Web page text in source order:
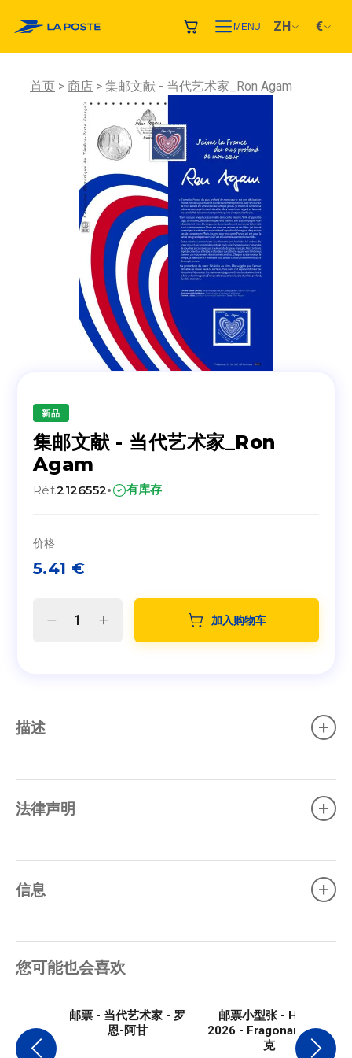
MENU ZH €
首页 商店 集邮文献 - 当代艺术家_Ron Agam
新品
集邮文献 - 当代艺术家_Ron
Agam
Réf.2126552· 有库存
价格
5.41 €
加入购物车
描述 +
法律声明 +
信息 +
您可能也会喜欢
邮票 - 当代艺术家 - 罗
恩-阿甘
邮票小型张 - Heart
2026 - Fragonard - 20
克